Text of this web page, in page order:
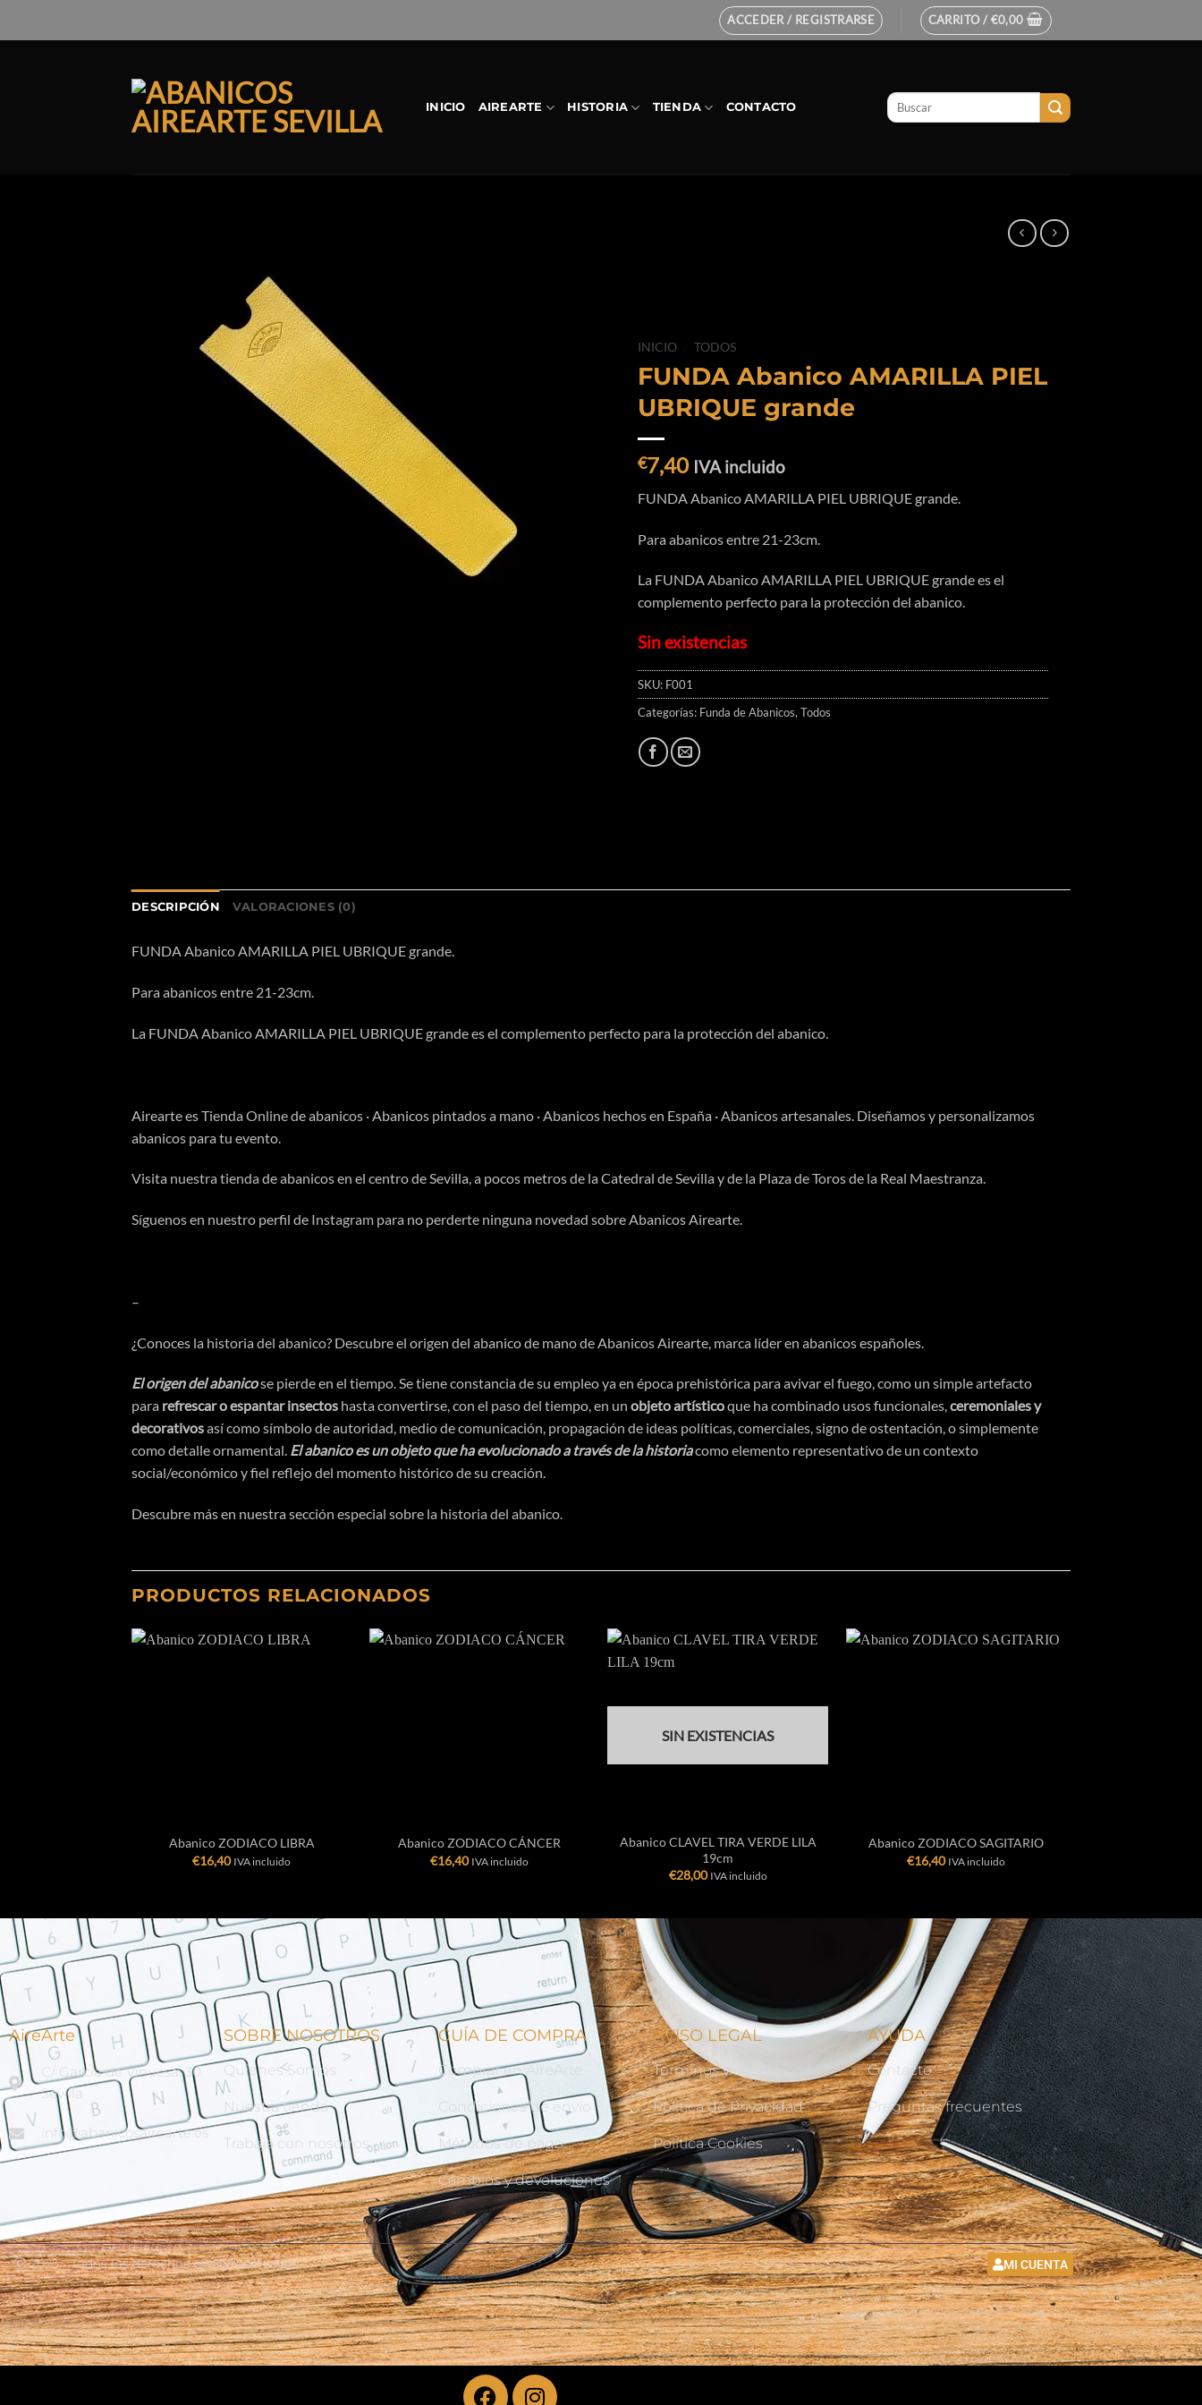
ACCEDER / REGISTRARSE CARRITO /€0,00
INICIO AIREARTE HISTORIA TIENDA CONTACTO
INICIO TODOS
FUNDA Abanico AMARILLA PIEL
UBRIQUE grande
€7,40 IVA incluido
FUNDA Abanico AMARILLA PIEL UBRIQUE grande.
Para abanicos entre 21-23cm.
La FUNDA Abanico AMARILLA PIEL UBRIQUE grande es el
complemento perfecto para la protección del abanico.
Sin existencias
SKU: F001
Categorías: Funda de Abanicos,Todos
DESCRIPCIÓN VALORACIONES (0)
FUNDA Abanico AMARILLA PIEL UBRIQUE grande.
Para abanicos entre 21-23cm.
La FUNDA Abanico AMARILLA PIEL UBRIQUE grande es el complemento perfecto para la protección del abanico.
Airearte esTienda Onlinede abanicos · Abanicos pintados a mano · Abanicos hechos en España · Abanicos artesanales. Diseñamos y personalizamos
abanicos para tu evento.
Visita nuestra tienda de abanicos en el centro de Sevilla, a pocos metros de la Catedral de Sevilla y de la Plaza de Toros de la Real Maestranza.
Síguenos en nuestro perfil de Instagram para no perderte ninguna novedad sobre Abanicos Airearte.
–
¿Conoces la historia del abanico? Descubre el origen del abanico de mano de Abanicos Airearte, marca líder en abanicos españoles.
El origen del abanicose pierde en el tiempo. Se tiene constancia de su empleo ya en época prehistórica para avivar el fuego, como un simple artefacto
para refrescar o espantar insectos hasta convertirse, con el paso del tiempo, en un objetoartísticoque ha combinado usos funcionales,ceremoniales y
decorativosasí comosímbolode autoridad, medio decomunicación, propagación de ideas políticas, comerciales, signo deostentación, o simplemente
como detalle ornamental. El abanico es un objeto que ha evolucionado atravésde la historiacomo elemento representativo de un contexto
social/económicoy fiel reflejo del momento históricode su creación.
Descubre más en nuestra sección especial sobre la historia del abanico.
PRODUCTOS RELACIONADOS
Abanico ZODIACO LIBRA
€16,40 IVA incluido
Abanico ZODIACO CÁNCER
€16,40 IVA incluido
SIN EXISTENCIAS
Abanico CLAVEL TIRA VERDE LILA
19cm
€28,00 IVA incluido
Abanico ZODIACO SAGITARIO
€16,40 IVA incluido
AireArte
C/ García de Vinuesa, 30
Sevilla
info@abanicosairearte.es
SOBRE NOSOTROS
Quienes Somos
Nuestra tienda
Trabaja con nosotros
GUÍA DE COMPRA
Comprar en AireArte
Condiciones de envío
Métodos de pago
Cambios y devoluciones
AVISO LEGAL
Terminos y condiciones
Política de Privacidad
Política Cookies
AYUDA
Contacto
Preguntas frecuentes
Ⓒ 2025 - Todos los derechos están reservados MI CUENTA